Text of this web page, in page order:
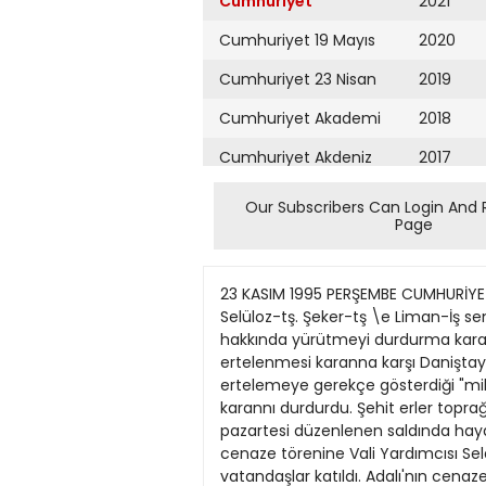
Cumhuriyet 19 Mayıs
Cumhuriyet 23 Nisan
Cumhuriyet Akademi
Cumhuriyet Akdeniz
Cumhuriyet Alışveriş
Cumhuriyet Ankara
Cumhuriyet Büyük
Taaruz
Cumhuriyet
Cumartesi
Cumhuriyet Çevre
2020
2019
2018
2017
2016
2015
2013
2012
2011
2010
2009
Our Subscribers Can Login And
Page
23 KASIM 1995 PERŞEMBE CUMHURİYET SAYFA HABERLER Grev ertelemeye durdupıtıa • ANKARA(Cumhuriyet Bürosu)-Danıştay 10. Dairesi. Selüloz-tş. Şeker-tş \e Liman-İş sendikalannın örgütlü bulunduğu işyerlerındeki grevlerin ertelenmesine ılişkin Bakanlar Kurulu karan hakkında yürütmeyi durdurma karan verdi. SEKA. Şeker Fabrikalan. Denizcilik lşletmeleri ve limanlardaki grevlerin 60 gûn süreyle ertelenmesi karanna karşı Daniştay 10 Dairesi'nde açılan davalar sonuçlandınldı. Danıştay 10. Dairesi. Bakanlar Kunılu'nun grev ertelemeye gerekçe gösterdiği "milli güvenliği ve genel sağlıgı bozucu nıtelikteki" degerlendirmesinı yerinde bulmayarak grev erteleme karannı durdurdu. Şehit erler toprağa verildi • İstanbul Haber Servisi - Hakkâri'nın Çukurca ilçesindeki Çayırlı Karakolu'nda geçen pazartesi düzenlenen saldında hayatını kaybeden topçu er Selçuk Adalı, îstanbul'da toprağa venldi. Levent Camii'nde düzenlenen cenaze törenine Vali Yardımcısı Selahattin Ekremoğlu. Deniz Harp Akademisi Komutanı Tümamiral Kemal Tok ile şehit erin ailesi ve vatandaşlar katıldı. Adalı'nın cenazesi. Edirnekapı Şehitliği'nde toprağa verildi. İHD'den sempozyum • İstanbul Haber Servisi - Insan Hakları Derneği, "Demokratikleşme ve İç Gerilımlerin Hukuk Yoluyla Aşılması" konusunda sempozyum düzenledi. 25 ve 26 kasim tarihlerinde İTÜ Maçka Sosyal Tesisleri Konferans Salonu'nda gerçekleştinlecek sempozyuma Prof. Tom Hadden. Prof. Cees Plinpeman. Prof. Çetin Özek. Doç. Yücel Sayman ve Doç. Semih Gemalmaz ile çeşitli meslek kuruluşlan, sendikalar ve kitlesel örgütler katılacak. Akmtürk'ten itiraflap • ANKARA (Cumhuriyet Bürosu)-TBMM Plan\e Bütçe Komisyonu Başkanı ve DYP Samsun Millet\ekili llyas Aktaş'ın. yaralanması oîayından sonra hakkında ruhsatsız silah taşımak ve bulundurmak suçundan dava açılan sekreter Fatma Akıntürk, dün yapılan duruşmasında ilgınç itiraflarda buhındu. Akıntürk. Ankara 5. Asliye Ceza Mahkemesi'nde yapılan duruşmada. "Uğradıgım haksızlıkların herkes tarafından duyulması için Aktaş'ın Meclis'tekı odasında intihar edecektim" dedi. •CHP işgalcileri serbest kalsm' • İstanbul Haber Servisi - Bir grup aydın ve sanatçı, 7 kasım sünü işsal edilen CHP Beyoğlıfilçe Merkezi'nde gözaltına alınan ve cezaevine konan dört müzik topluluğu üyelerinin serbest bırakılmısını istedi. tstanbul Tabipler Odası'nda bir basın açıklaması yapan sanatçılar. 1 aralık gününü "devrimci sanatçılar serbest bırakılsın günü" ilan ettiklenni söyleyerek o gün her yerde. cezae\ ınde olan grup üyelerinin şarkılannın çalınacağını belirtti. YSK